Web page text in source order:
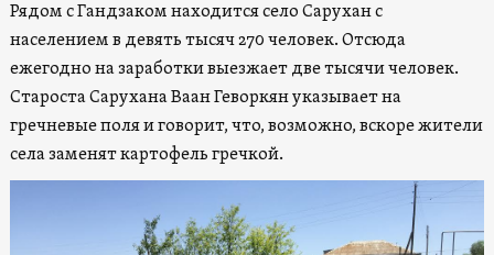
Рядом с Гандзаком находится село Сарухан с
населением в девять тысяч 270 человек. Отсюда
ежегодно на заработки выезжает две тысячи человек.
Староста Сарухана Ваан Геворкян указывает на
гречневые поля и говорит, что, возможно, вскоре жители
села заменят картофель гречкой.